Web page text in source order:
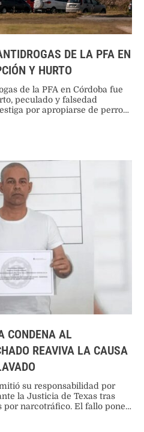
DE LA PFA EN
Y HURTO
de la PFA en Córdoba fue
peculado y falsedad
por apropiarse de perros,
CONDENA AL
REAVIVA LA CAUSA
su responsabilidad por
la Justicia de Texas tras
por narcotráfico. El fallo pone